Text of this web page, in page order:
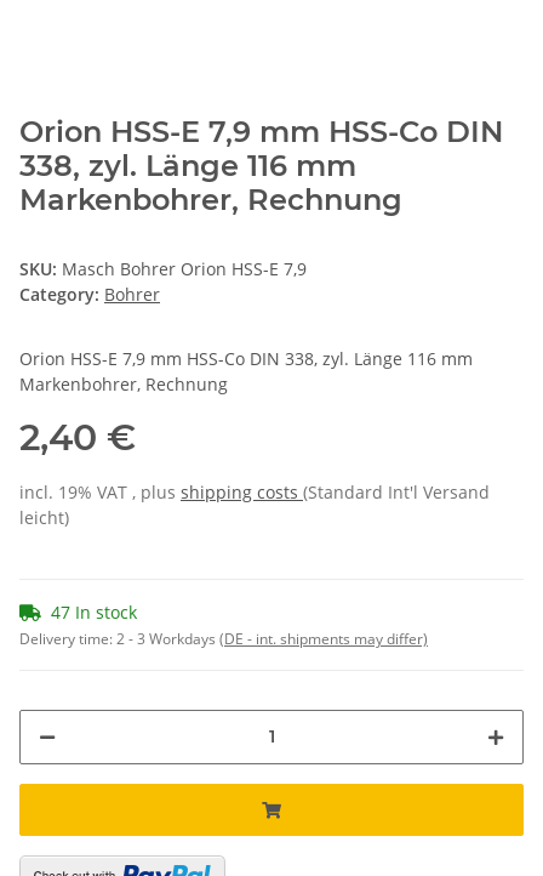
Orion HSS-E 7,9 mm HSS-Co DIN
338, zyl. Länge 116 mm
Markenbohrer, Rechnung
SKU: Masch Bohrer Orion HSS-E 7,9
Category: Bohrer
Orion HSS-E 7,9 mm HSS-Co DIN 338, zyl. Länge 116 mm
Markenbohrer, Rechnung
2,40 €
incl. 19% VAT , plus shipping costs (Standard Int'l Versand
leicht)
47 In stock
Delivery time:2 - 3 Workdays (DE - int. shipments may differ)